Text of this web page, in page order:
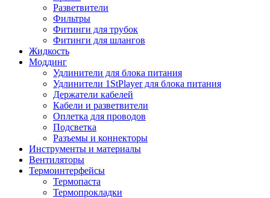
Разветвители
Фильтры
Фитинги для трубок
Фитинги для шлангов
Жидкость
Моддинг
Удлинители для блока питания
Удлинители 1StPlayer для блока питания
Держатели кабелей
Кабели и разветвители
Оплетка для проводов
Подсветка
Разъемы и коннекторы
Инструменты и материалы
Вентиляторы
Термоинтерфейсы
Термопаста
Термопрокладки